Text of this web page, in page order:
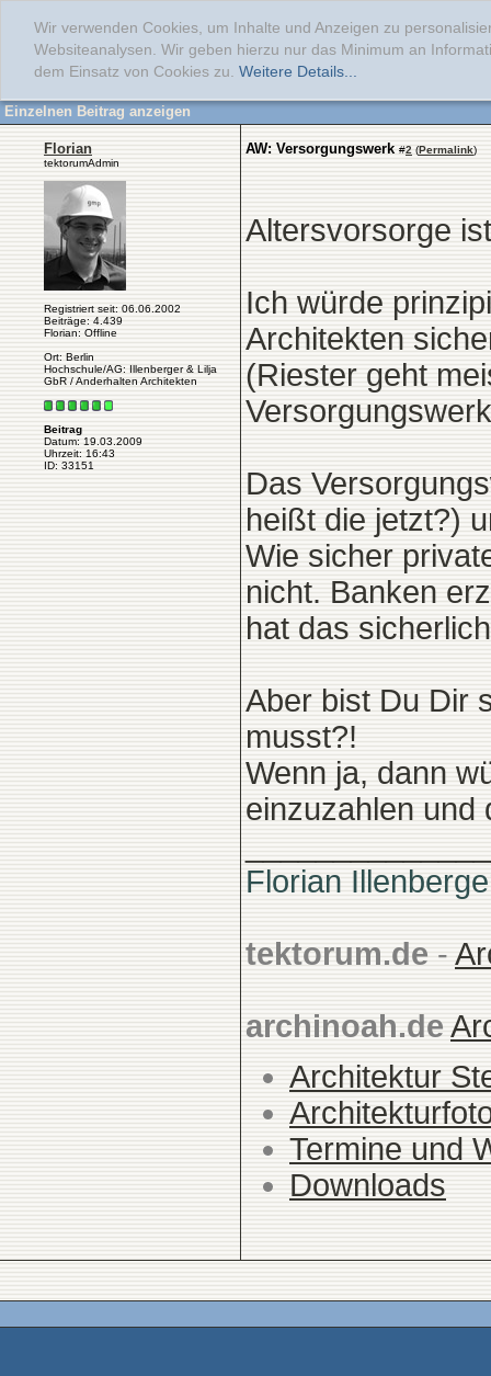
Wir verwenden Cookies, um Inhalte und Anzeigen zu
Websiteanalysen. Wir geben hierzu nur das Minimum an
dem Einsatz von Cookies zu. Weitere Details...
Einzelnen Beitrag anzeigen
Florian
tektorumAdmin
Registriert seit: 06.06.2002
Beiträge: 4.439
Florian: Offline
Ort: Berlin
Hochschule/AG: Illenberger & Lilja
GbR / Anderhalten Architekten
Beitrag
Datum: 19.03.2009
Uhrzeit: 16:43
ID: 33151
AW: Versorgungswerk #2 (Permalink)
Altersvorsorge
Ich würde
Architekten
(Riester geht
Das
heißt die jetzt?)
Wie sicher
nicht. Banken
hat das
Aber bist Du Dir
musst?!
Wenn ja, dann
einzuzahlen und
Florian
tektorum.de -
archinoah.de
Architektur
Termine und
Downloads